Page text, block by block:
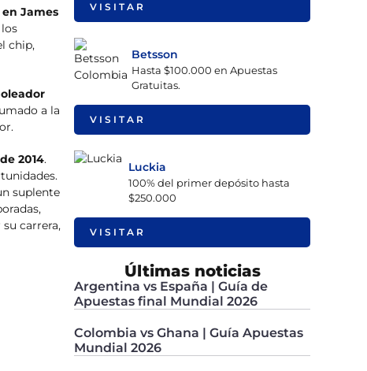
James
chip,
a la
2014.
suplente
carrera,
VISITAR
Betsson
Hasta $100.000 en Apuestas
Gratuitas.
VISITAR
Luckia
100% del primer depósito hasta
$250.000
VISITAR
Últimas noticias
Argentina vs España | Guía de
Apuestas final Mundial 2026
Colombia vs Ghana | Guía Apuestas
Mundial 2026